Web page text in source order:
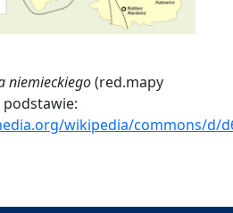
niemieckiego(red.mapy
podstawie:
wikipedia/commons/d/